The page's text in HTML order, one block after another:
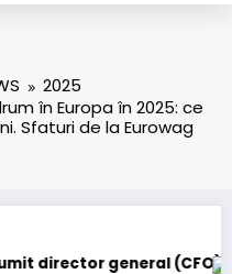
2025
în Europa în 2025: ce
Sfaturi de la Eurowag
pentru cellcentric
IVECO Strator se